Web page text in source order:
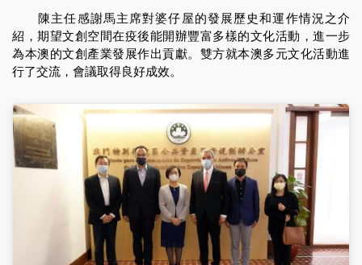
陳主任感謝馬主席對婆仔屋的發展歷史和運作情況之介
紹，期望文創空間在疫後能開辦豐富多樣的文化活動，進一步
為本澳的文創產業發展作出貢獻。雙方就本澳多元文化活動進
行了交流，會議取得良好成效。